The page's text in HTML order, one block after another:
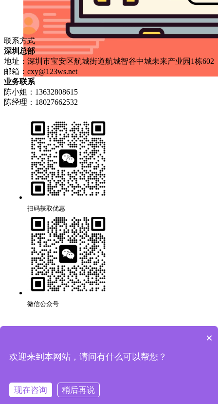
联系方式
深圳总部
地址：深圳市宝安区航城街道航城智谷中城未来产业园1栋602
邮箱： cxy@123ws.net
业务联系
陈小姐：13632808615
陈经理：18027662532
扫码获取优惠
微信公众号
版权所有：深圳市万创科技有限公司粤ICP备14001694号
法律声明
×
欢迎来到本网站，请问有什么可以帮您？
现在咨询 稍后再说